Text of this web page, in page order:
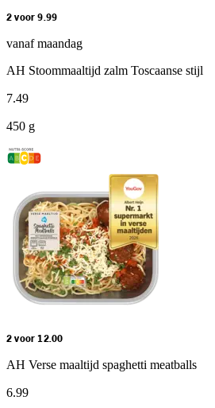
2 voor 9.99
vanaf maandag
AH Stoommaaltijd zalm Toscaanse stijl
7.49
450 g
2 voor 12.00
AH Verse maaltijd spaghetti meatballs
6.99